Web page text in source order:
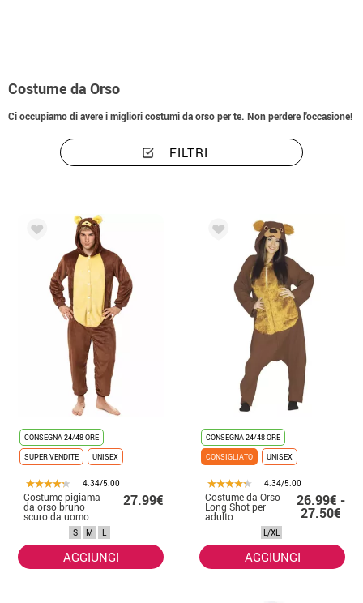
Costume da Orso
Ci occupiamo di avere i migliori costumi da orso per te. Non perdere l'occasione!
FILTRI
CONSEGNA 24/48 ORE
SUPER VENDITE
UNISEX
4.34/5.00
Costume pigiama
da orso bruno
scuro da uomo
27.99€
S M L
AGGIUNGI
CONSEGNA 24/48 ORE
CONSIGLIATO
UNISEX
4.34/5.00
Costume da Orso
Long Shot per
adulto
26.99€ -
27.50€
L/XL
AGGIUNGI